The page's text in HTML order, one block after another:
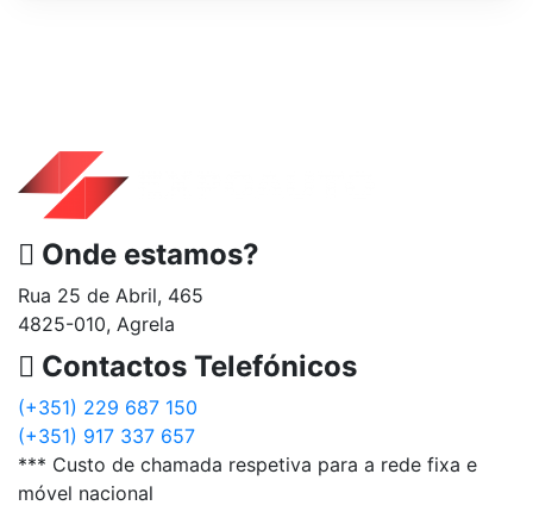
Onde estamos?
Rua 25 de Abril, 465
4825-010, Agrela
Contactos Telefónicos
(+351) 229 687 150
(+351) 917 337 657
*** Custo de chamada respetiva para a rede fixa e
móvel nacional